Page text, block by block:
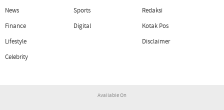
News
Finance
Lifestyle
Celebrity
Sports
Digital
Redaksi
Kotak Pos
Disclaimer
Available On